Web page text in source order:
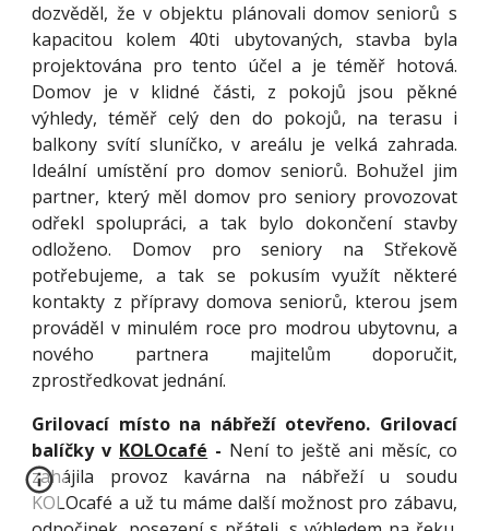
dozvěděl, že v objektu plánovali domov seniorů s
kapacitou kolem 40ti ubytovaných, stavba byla
projektována pro tento účel a je téměř hotová.
Domov je v klidné části, z pokojů jsou pěkné
výhledy, téměř celý den do pokojů, na terasu i
balkony svítí sluníčko, v areálu je velká zahrada.
Ideální umístění pro domov seniorů. Bohužel jim
partner, který měl domov pro seniory provozovat
odřekl spolupráci, a tak bylo dokončení stavby
odloženo. Domov pro seniory na Střekově
potřebujeme, a tak se pokusím využít některé
kontakty z přípravy domova seniorů, kterou jsem
prováděl v minulém roce pro modrou ubytovnu, a
nového partnera majitelům doporučit,
zprostředkovat jednání.
Grilovací místo na nábřeží otevřeno. Grilovací
balíčky v KOLOcafé - Není to ještě ani měsíc, co
zahájila provoz kavárna na nábřeží u soudu
KOLOcafé a už tu máme další možnost pro zábavu,